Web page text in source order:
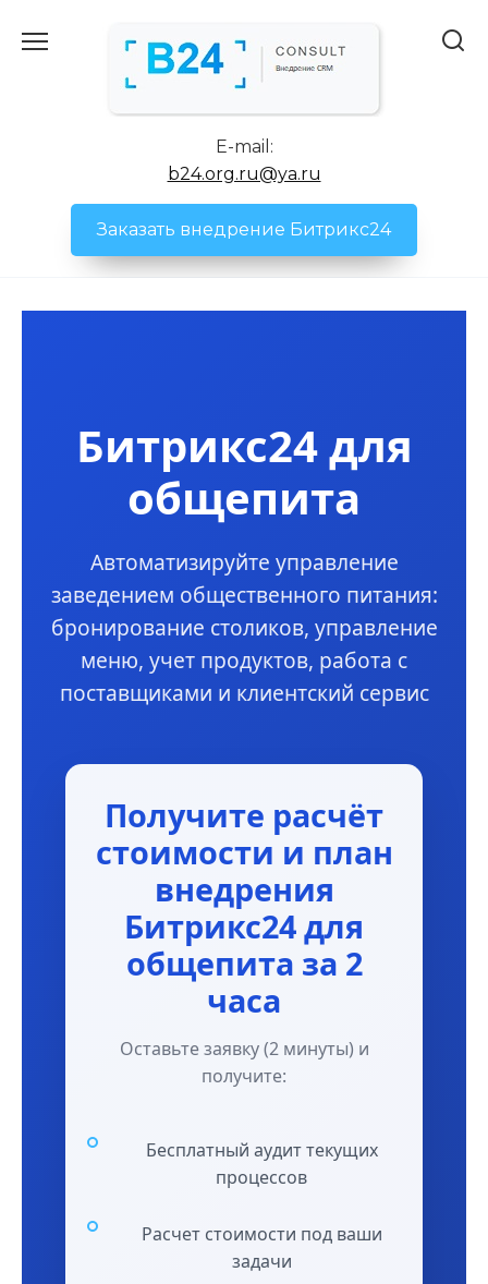
E-mail:
b24.org.ru@ya.ru
Заказать внедрение Битрикс24
Битрикс24 для
общепита
Автоматизируйте управление
заведением общественного питания:
бронирование столиков, управление
меню, учет продуктов, работа с
поставщиками и клиентский сервис
Получите расчёт
стоимости и план
внедрения
Битрикс24 для
общепита за 2
часа
Оставьте заявку (2 минуты) и
получите:
Бесплатный аудит текущих
процессов
Расчет стоимости под ваши
задачи